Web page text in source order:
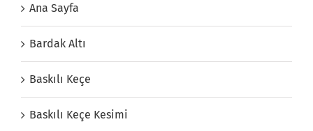
Ana Sayfa
Bardak Altı
Baskılı Keçe
Baskılı Keçe Kesimi